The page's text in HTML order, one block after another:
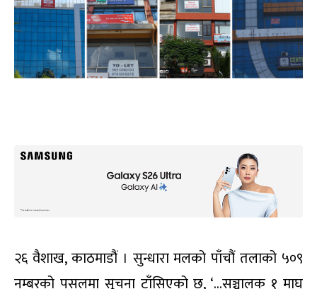
२६ वैशाख, काठमाडौं । सुन्धारा मलको पाँचौं तलाको ५०९
नम्बरको पसलमा सूचना टाँसिएको छ, ‘…सञ्चालक १ माघ